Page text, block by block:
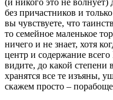
(и никого это не волнует)
без причастников и
вы чувствуете, что
то семейное маленькое
ничего и не знает, хотя
центр и содержание
видите, до какой
хранятся все те изъяны,
скажем просто –